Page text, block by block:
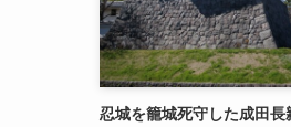
忍城を籠城死守した成田長